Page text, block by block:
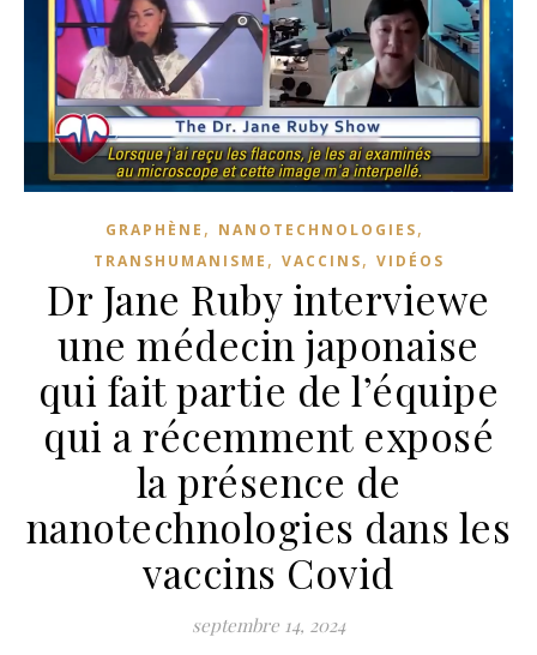
GRAPHÈNE , NANOTECHNOLOGIES,
TRANSHUMANISME , VACCINS, VIDÉOS
Dr Jane Ruby interviewe
une médecin japonaise
qui fait partie de l’équipe
qui a récemment exposé
la présence de
nanotechnologies dans les
vaccins Covid
septembre 14, 2024